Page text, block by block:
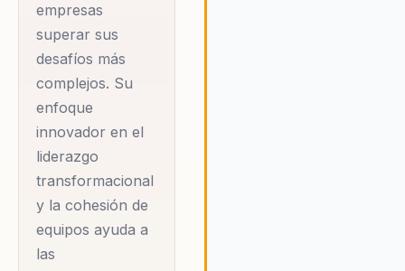
empresas
superar sus
desafíos más
complejos. Su
enfoque
innovador en el
liderazgo
transformacional
y la cohesión de
equipos ayuda a
las